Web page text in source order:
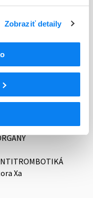
Zobraziť detaily
ANTIFIBRINOL.)
Xa